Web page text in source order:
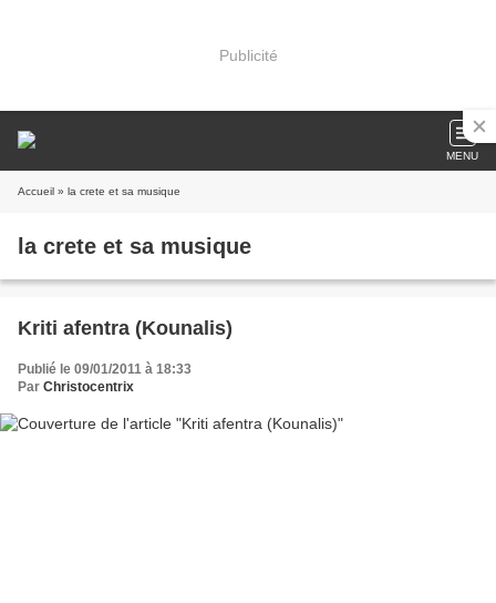
Publicité
MENU
Accueil » la crete et sa musique
la crete et sa musique
Kriti afentra (Kounalis)
Publié le 09/01/2011 à 18:33
Par Christocentrix